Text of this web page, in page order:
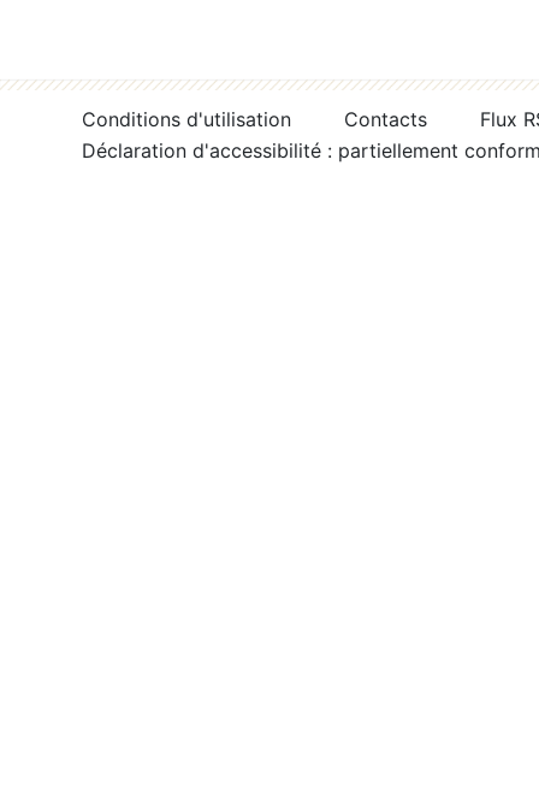
Conditions d'utilisation Contacts
Flux
Déclaration d'accessibilité : partiellement